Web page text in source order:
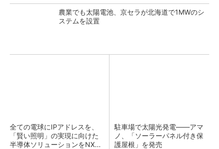
農業でも太陽電池、京セラが北海道で1MWのシ
ステムを設置
全ての電球にIPアドレスを、
「賢い照明」の実現に向けた
半導体ソリューションをNX...
駐車場で太陽光発電――アマ
ノ、「ソーラーパネル付き保
護屋根」を発売